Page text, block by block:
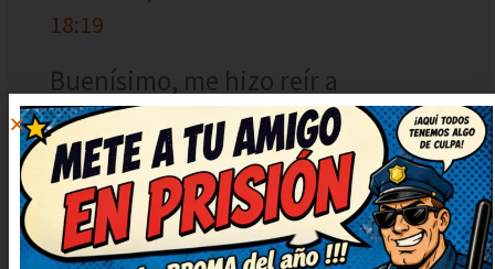
18:19
Buenísimo, me hizo reír a
carcajadas. Me quedo con la
ocurrencia final, es genial. Me ha
cambiado el ánimo para bien,
gracias. Ahora mismo lo reenvío
porque merece ser compartido.